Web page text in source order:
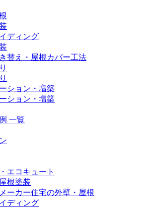
ディング
替え・屋根カバー工法
ション・増築
ション・増築
一覧
エコキュート
根塗装
ーカー住宅の外壁・屋根
ディング